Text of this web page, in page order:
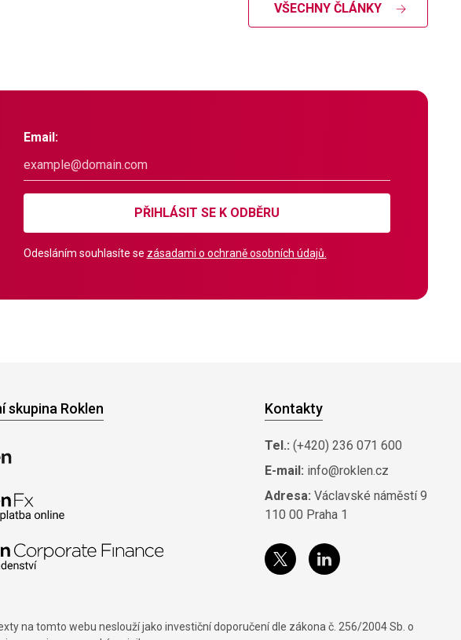
VŠECHNY ČLÁNKY
Email:
PŘIHLÁSIT SE K ODBĚRU
Odesláním souhlasíte se zásadami o ochraně osobních údajů.
skupina Roklen Kontakty
Tel.: (+420) 236 071 600
E-mail: info@roklen.cz
Adresa: Václavské náměstí 9
110 00 Praha 1
na tomto webu neslouží jako investiční doporučení dle zákona č. 256/2004 Sb. o